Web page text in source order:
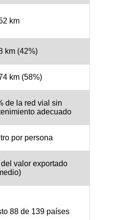
km
km (42%)
km (58%)
de la red vial sin
adecuado
por persona
valor exportado
88 de 139 países